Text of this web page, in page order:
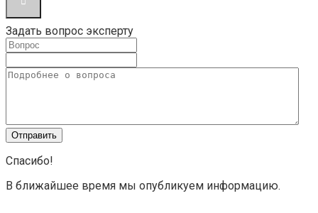
Задать вопрос эксперту
Спасибо!
В ближайшее время мы опубликуем информацию.